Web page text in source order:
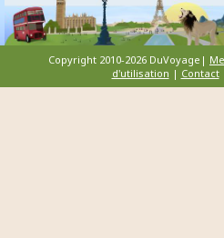
Copyright 2010-2026 DuVoyage|
d'utilisation | Contact